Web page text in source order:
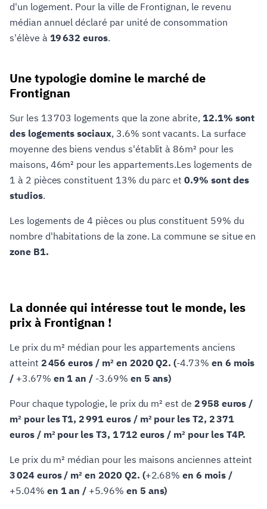
d'un logement. Pour la ville de Frontignan, le revenu
médian annuel déclaré par unité de consommation
s'élève à 19 632 euros.
Une typologie domine le marché de
Frontignan
Sur les 13 703 logements que la zone abrite, 12.1% sont
des logements sociaux, 3.6% sont vacants. La surface
moyenne des biens vendus s'établit à 86m² pour les
maisons, 46m² pour les appartements.Les logements de
1 à 2 pièces constituent 13% du parc et0.9% sont des
studios.
Les logements de 4 pièces ou plus constituent 59% du
nombre d'habitations de la zone. La commune se situe en
zone B1.
La donnée qui intéresse tout le monde, les
prix à Frontignan !
Le prix du m² médian pour les appartements anciens
atteint 2 456 euros / m² en 2020 Q2. (-4.73% en 6 mois
/ +3.67% en 1 an / -3.69% en 5 ans)
Pour chaque typologie, le prix du m² est de 2 958 euros /
m² pour les T1, 2 991 euros / m² pour les T2, 2 371
euros / m² pour les T3, 1 712 euros / m² pour les T4P.
Le prix du m² médian pour les maisons anciennes atteint
3 024 euros / m² en 2020 Q2. (+2.68% en 6 mois /
+5.04% en 1 an / +5.96% en 5 ans)